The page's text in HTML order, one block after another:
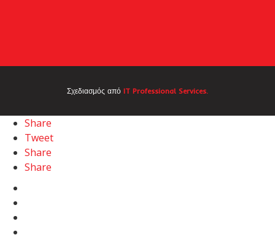
Σχεδιασμός από IT Professional Services.
Share
Tweet
Share
Share